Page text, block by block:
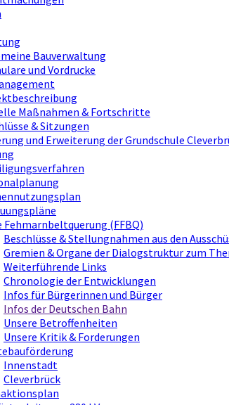
Bauverwaltung
und Vordrucke
Maßnahmen & Fortschritte
& Sitzungen
und Erweiterung der Grundschule
Fehmarnbeltquerung (FFBQ)
Beschlüsse & Stellungnahmen aus den
Gremien & Organe der Dialogstruktur zum
Weiterführende Links
Chronologie der Entwicklungen
Infos für Bürgerinnen und Bürger
Infos der Deutschen Bahn
Unsere Betroffenheiten
Unsere Kritik & Forderungen
Innenstadt
Cleverbrück